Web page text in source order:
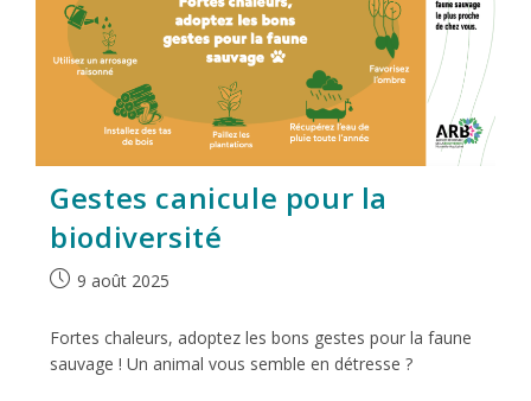
Gestes canicule pour la
biodiversité
9 août 2025
Fortes chaleurs, adoptez les bons gestes pour la faune
sauvage ! Un animal vous semble en détresse ?